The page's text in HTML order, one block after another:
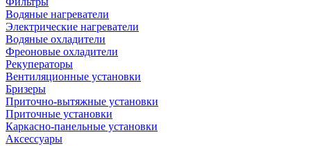
Водяные нагреватели
Электрические нагреватели
Водяные охладители
Фреоновые охладители
Рекуператоры
Вентиляционные установки
Бризеры
Приточно-вытяжные установки
Приточные установки
Каркасно-панельные установки
Аксессуары